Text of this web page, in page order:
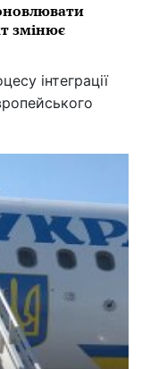
змінює
інтеграції